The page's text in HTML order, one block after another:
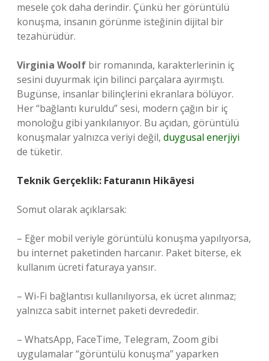
mesele çok daha derindir. Çünkü her görüntülü
konuşma, insanın görünme isteğinin dijital bir
tezahürüdür.
Virginia Woolf bir romanında, karakterlerinin iç
sesini duyurmak için bilinci parçalara ayırmıştı.
Bugünse, insanlar bilinçlerini ekranlara bölüyor.
Her “bağlantı kuruldu” sesi, modern çağın bir iç
monoloğu gibi yankılanıyor. Bu açıdan, görüntülü
konuşmalar yalnızca veriyi değil, duygusal enerjiyi
de tüketir.
Teknik Gerçeklik: Faturanın Hikâyesi
Somut olarak açıklarsak:
– Eğer mobil veriyle görüntülü konuşma yapılıyorsa,
bu internet paketinden harcanır. Paket biterse, ek
kullanım ücreti faturaya yansır.
– Wi-Fi bağlantısı kullanılıyorsa, ek ücret alınmaz;
yalnızca sabit internet paketi devrededir.
– WhatsApp, FaceTime, Telegram, Zoom gibi
uygulamalar “görüntülü konuşma” yaparken